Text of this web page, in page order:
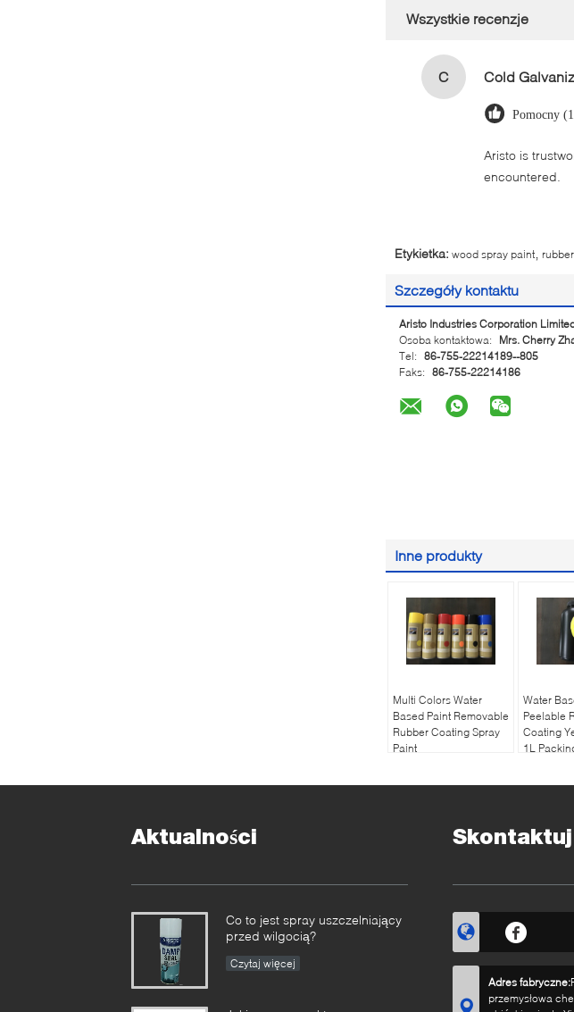
Wszystkie recenzje
C
Pomocny
Aristo is
encountered.
Etykietka: wood spray paint
Szczegóły kontaktu
Aristo Industries Corporation
Osoba kontaktowa:
Mrs. Cherry
Tel: 86-755-22214189--805
Faks: 86-755-22214186
Inne produkty
Multi Colors Water
Based Paint Removable
Rubber Coating Spray
Paint
Water
Peelable
Coating
1L
Aktualności
Co to jest spray uszczelniający
przed wilgocią?
Czytaj więcej
Adres fabryczne:
przemysłowa